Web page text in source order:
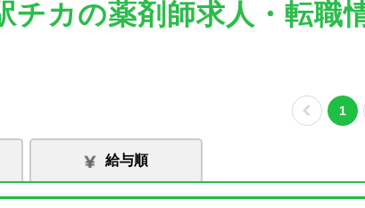
チカの薬剤師求人・転職
1
給与順